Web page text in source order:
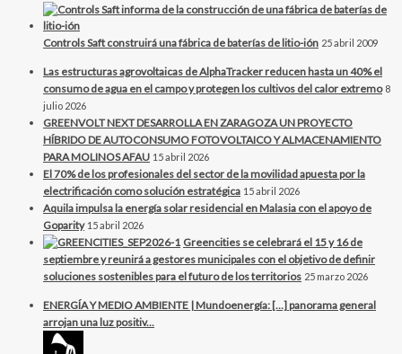
Controls Saft construirá una fábrica de baterías de litio-ión 25 abril 2009
Las estructuras agrovoltaicas de AlphaTracker reducen hasta un 40% el
consumo de agua en el campo y protegen los cultivos del calor extremo 8
julio 2026
GREENVOLT NEXT DESARROLLA EN ZARAGOZA UN PROYECTO
HÍBRIDO DE AUTOCONSUMO FOTOVOLTAICO Y ALMACENAMIENTO
PARA MOLINOS AFAU 15 abril 2026
El 70% de los profesionales del sector de la movilidad apuesta por la
electrificación como solución estratégica 15 abril 2026
Aquila impulsa la energía solar residencial en Malasia con el apoyo de
Goparity 15 abril 2026
Greencities se celebrará el 15 y 16 de
septiembre y reunirá a gestores municipales con el objetivo de definir
soluciones sostenibles para el futuro de los territorios 25 marzo 2026
ENERGÍA Y MEDIO AMBIENTE | Mundoenergía: […] panorama general
arrojan una luz positiv...